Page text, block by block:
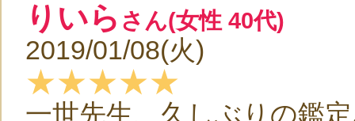
りいら さん(女性 40代)
2019/01/08(火)
★★★★★
一世先生、久しぶりの鑑